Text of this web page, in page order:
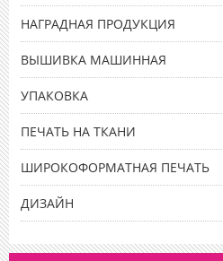
НАГРАДНАЯ ПРОДУКЦИЯ
ВЫШИВКА МАШИННАЯ
УПАКОВКА
ПЕЧАТЬ НА ТКАНИ
ШИРОКОФОРМАТНАЯ ПЕЧАТЬ
ДИЗАЙН